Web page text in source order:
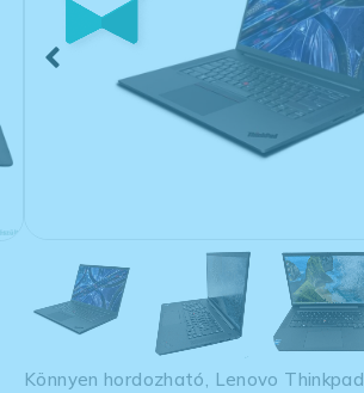
Könnyen hordozható, Lenovo Thinkpad